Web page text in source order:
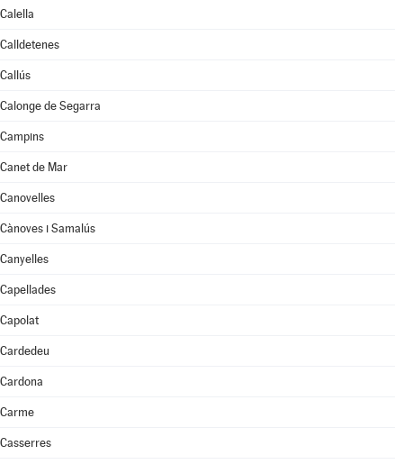
Calella
Calldetenes
Callús
Calonge de Segarra
Campins
Canet de Mar
Canovelles
Cànoves i Samalús
Canyelles
Capellades
Capolat
Cardedeu
Cardona
Carme
Casserres